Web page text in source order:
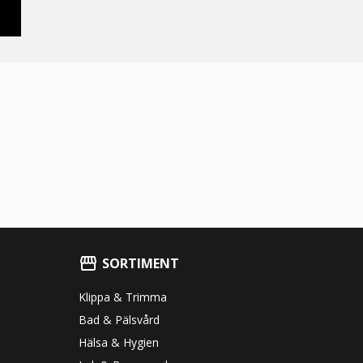
SORTIMENT
Klippa & Trimma
Bad & Pälsvård
Hälsa & Hygien